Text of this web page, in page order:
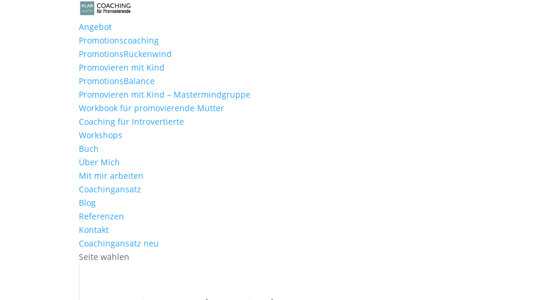
Angebot
Promotionscoaching
PromotionsRückenwind
Promovieren mit Kind
PromotionsBalance
Promovieren mit Kind – Mastermindgruppe
Workbook für promovierende Mütter
Coaching für Introvertierte
Workshops
Buch
Über Mich
Mit mir arbeiten
Coachingansatz
Blog
Referenzen
Kontakt
Coachingansatz neu
Seite wählen